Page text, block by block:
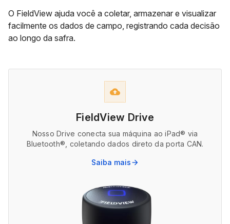
O FieldView ajuda você a coletar, armazenar e visualizar
facilmente os dados de campo, registrando cada decisão
ao longo da safra.
backup
FieldView Drive
Nosso Drive conecta sua máquina ao iPad® via
Bluetooth®, coletando dados direto da porta CAN.
Saiba maisarrow_forward